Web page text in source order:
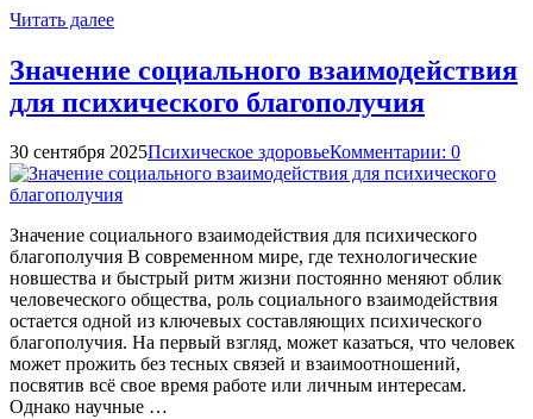
Читать далее
Значение социального взаимодействия
для психического благополучия
30 сентября 2025Психическое здоровьеКомментарии: 0
Значение социального взаимодействия для психического
благополучия В современном мире, где технологические
новшества и быстрый ритм жизни постоянно меняют облик
человеческого общества, роль социального взаимодействия
остается одной из ключевых составляющих психического
благополучия. На первый взгляд, может казаться, что человек
может прожить без тесных связей и взаимоотношений,
посвятив всё свое время работе или личным интересам.
Однако научные …